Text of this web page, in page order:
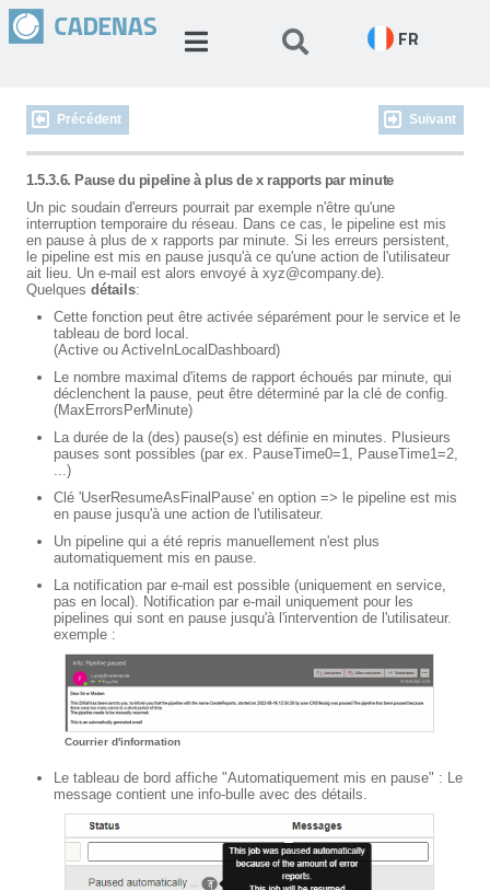
FR
Précédent Suivant
1.5.3.6. Pause du pipeline à plus de x rapports par minute
Un pic soudain d'erreurs pourrait par exemple n'être qu'une
interruption temporaire du réseau. Dans ce cas, le pipeline est mis
en pause à plus de x rapports par minute. Si les erreurs persistent,
le pipeline est mis en pause jusqu'à ce qu'une action de l'utilisateur
ait lieu. Un e-mail est alors envoyé à xyz@company.de).
Quelques détails:
Cette fonction peut être activée séparément pour le service et le
tableau de bord local.
(Active ou ActiveInLocalDashboard)
Le nombre maximal d'items de rapport échoués par minute, qui
déclenchent la pause, peut être déterminé par la clé de config.
(MaxErrorsPerMinute)
La durée de la (des) pause(s) est définie en minutes. Plusieurs
pauses sont possibles (par ex. PauseTime0=1, PauseTime1=2,
...)
Clé 'UserResumeAsFinalPause' en option => le pipeline est mis
en pause jusqu'à une action de l'utilisateur.
Un pipeline qui a été repris manuellement n'est plus
automatiquement mis en pause.
La notification par e-mail est possible (uniquement en service,
pas en local). Notification par e-mail uniquement pour les
pipelines qui sont en pause jusqu'à l'intervention de l'utilisateur.
exemple :
Courrier d'information
Le tableau de bord affiche "Automatiquement mis en pause" : Le
message contient une info-bulle avec des détails.